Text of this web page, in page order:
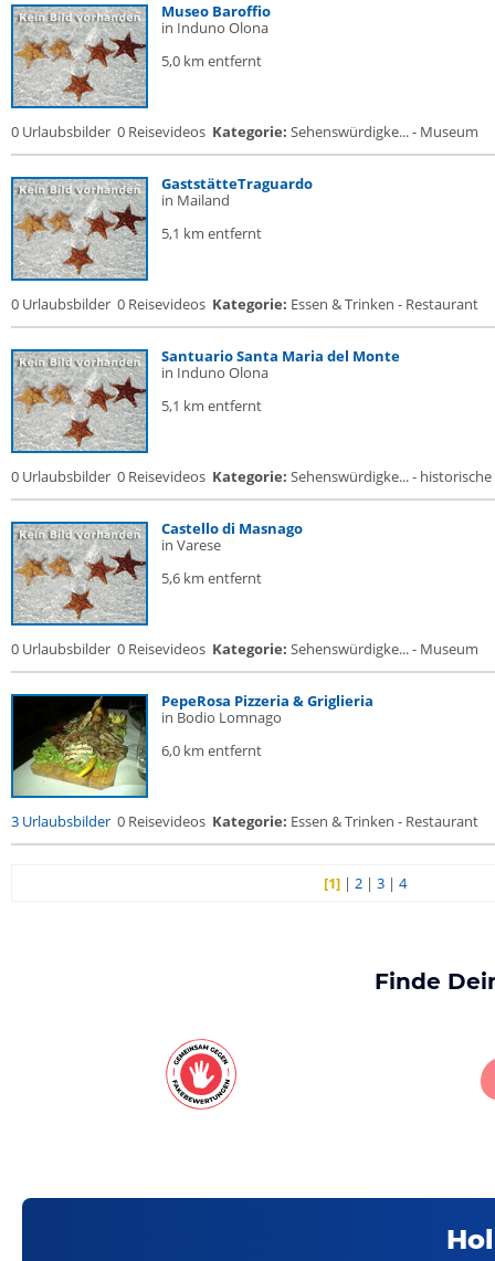
Museo Baroffio
in Induno Olona
5,0 km entfernt
0 Urlaubsbilder 0 Reisevideos Kategorie: Sehenswürdigke... - Museum
GaststätteTraguardo
in Mailand
5,1 km entfernt
0 Urlaubsbilder 0 Reisevideos Kategorie: Essen & Trinken - Restaurant
Santuario Santa Maria del Monte
in Induno Olona
5,1 km entfernt
0 Urlaubsbilder 0 Reisevideos Kategorie: Sehenswürdigke... - historische
Castello di Masnago
in Varese
5,6 km entfernt
0 Urlaubsbilder 0 Reisevideos Kategorie: Sehenswürdigke... - Museum
PepeRosa Pizzeria & Griglieria
in Bodio Lomnago
6,0 km entfernt
3 Urlaubsbilder 0 Reisevideos Kategorie: Essen & Trinken - Restaurant
[1] |2 |3 |4
Finde